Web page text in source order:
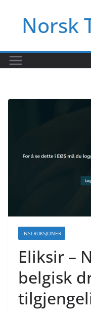
innholdetNorsk
INSTRUKSJONER
Eliksir –
belgisk